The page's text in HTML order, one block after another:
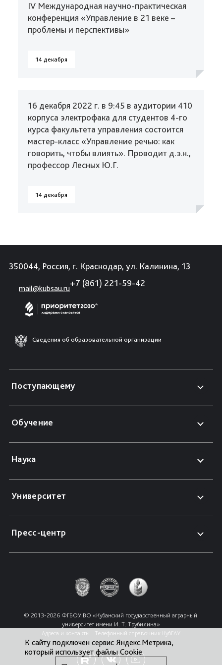
IV Международная научно-практическая
конференция «Управление в 21 веке –
проблемы и перспективы»
14 декабря
16 декабря 2022 г. в 9:45 в аудитории 410
корпуса электрофака для студентов 4-го
курса факультета управления состоится
мастер-класс «Управление речью: как
говорить, чтобы влиять». Проводит д.э.н.,
профессор Лесных Ю.Г.
14 декабря
350044, Россия, г. Краснодар, ул. Калинина, 13
mail@kubsau.ru
+7 (861) 221-59-42
Сведения об образовательной организации
Поступающему
Обучение
Наука
Университет
Пресс-центр
© 2013-2026 ФГБОУ ВО «Кубанский государственный аграрный
университет имени И. Т. Трубилина»
Адреса и контакты
Телефонный справочник КубГАУ
К сайту подключен сервис Яндекс.Метрика,
который использует файлы Cookie.